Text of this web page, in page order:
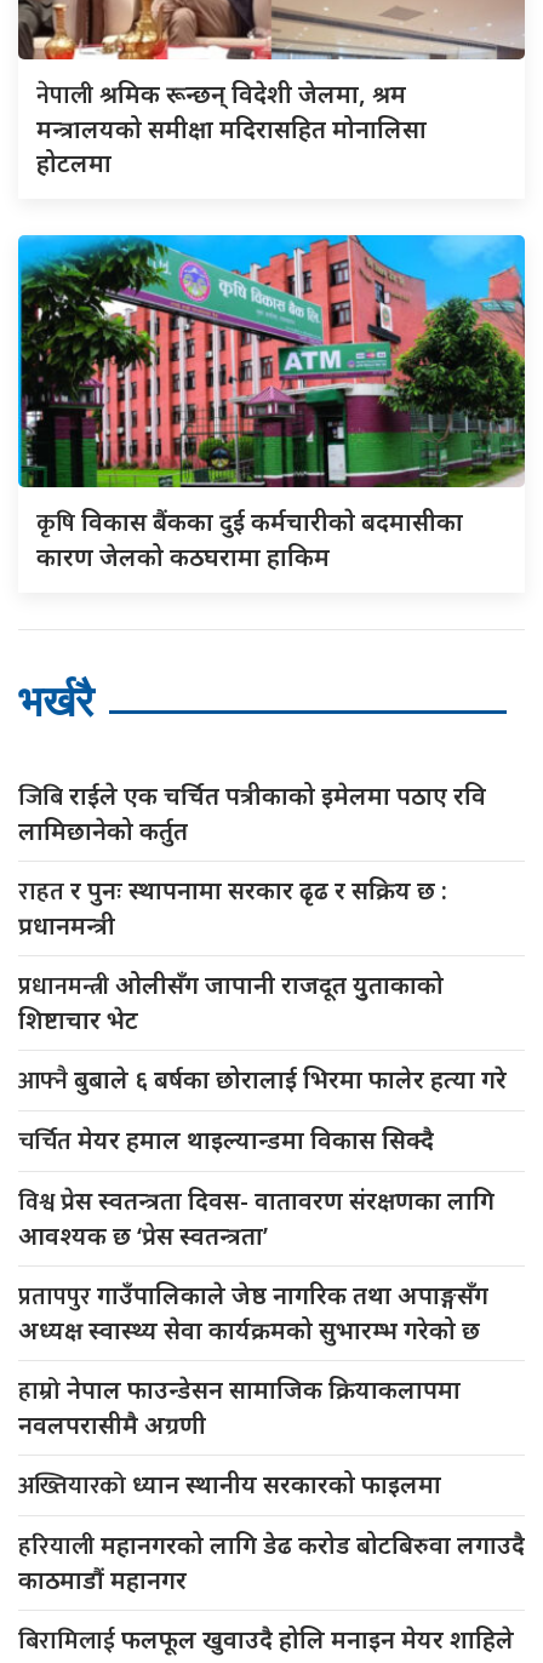
नेपालीश्रमिक रून्छन् विदेशी जेलमा, श्रम
मन्त्रालयको समीक्षा मदिरासहित मोनालिसा
होटलमा
कृषिविकास बैंकका दुई कर्मचारीकाे बदमासीका
कारण जेलको कठघरामा हाकिम
भर्खरै
जिबिराईले एक चर्चित पत्रीकाको इमेलमा पठाए रवि
लामिछानेको कर्तुत
राहतर पुनः स्थापनामा सरकार ढृढ र सक्रिय छ :
प्रधानमन्त्री
प्रधानमन्त्रीओलीसँग जापानी राजदूत युुताकाको
शिष्टाचार भेट
आफ्नैबुबाले ६ बर्षका छोरालाई भिरमा फालेर हत्या गरे
चर्चितमेयर हमाल थाइल्यान्डमा विकास सिक्दै
विश्वप्रेस स्वतन्त्रता दिवस- वातावरण संरक्षणका लागि
आवश्यक छ ‘प्रेस स्वतन्त्रता’
प्रतापपुरगाउँपालिकाले जेष्ठ नागरिक तथा अपाङ्गसँग
अध्यक्ष स्वास्थ्य सेवा कार्यक्रमको सुभारम्भ गरेको छ
हाम्रोनेपाल फाउन्डेसन सामाजिक क्रियाकलापमा
नवलपरासीमै अग्रणी
अख्तियारको ध्यान स्थानीय सरकारको फाइलमा
हरियालीमहानगरको लागि डेढ करोड बोटबिरुवा लगाउदै
काठमाडौं महानगर
बिरामिलाईफलफूल खुवाउदै होलि मनाइन मेयर शाहिले